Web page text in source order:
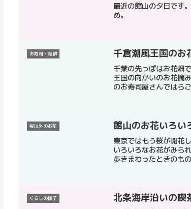
最近の館山の夕日です
め。
お寿司・海鮮 千倉潮風王国のお
千葉の先っぽはお花畑
王国の向かいのお花摘
のお寿司屋さんではら
桜以外のお花 館山のお花いろい
東京ではもう桜が開花
いろいろなお花がみら
歩きまわったときのも
くらしの様子 北条海岸沿いの喫